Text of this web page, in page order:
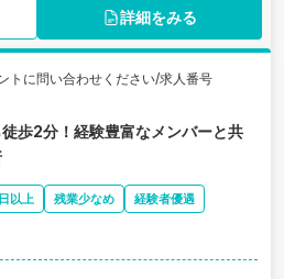
詳細をみる
トに問い合わせください/求人番号
徒歩2分！経験豊富なメンバーと共
以上 残業少なめ
経験者優遇